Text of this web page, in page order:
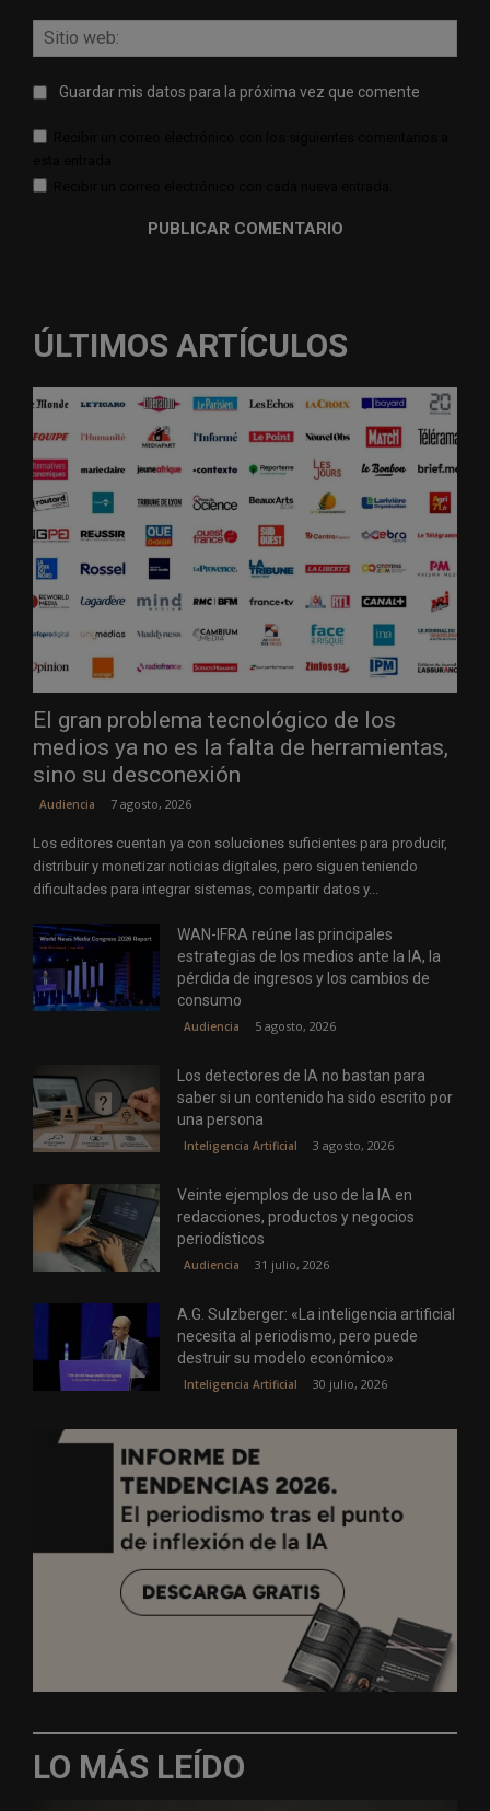
Guardar mis datos para la próxima vez que comente
ÚLTIMOS ARTÍCULOS
El gran problema tecnológico de los
medios ya no es la falta de herramientas,
sino su desconexión
Audiencia 7 agosto, 2026
Los editores cuentan ya con soluciones suficientes para producir,
distribuir y monetizar noticias digitales, pero siguen teniendo
dificultades para integrar sistemas, compartir datos y...
WAN-IFRA reúne las principales
estrategias de los medios ante la IA, la
pérdida de ingresos y los cambios de
consumo
Audiencia 5 agosto, 2026
Los detectores de IA no bastan para
saber si un contenido ha sido escrito por
una persona
Inteligencia Artificial 3 agosto, 2026
Veinte ejemplos de uso de la IA en
redacciones, productos y negocios
periodísticos
Audiencia 31 julio, 2026
A.G. Sulzberger: «La inteligencia artificial
necesita al periodismo, pero puede
destruir su modelo económico»
Inteligencia Artificial 30 julio, 2026
LO MÁS LEÍDO